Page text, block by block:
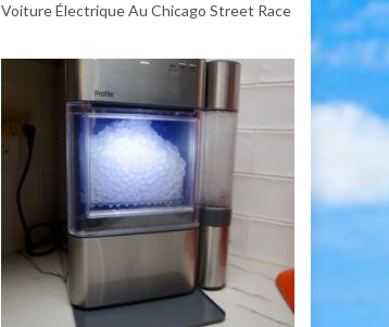
Voiture Électrique Au Chicago Street Race